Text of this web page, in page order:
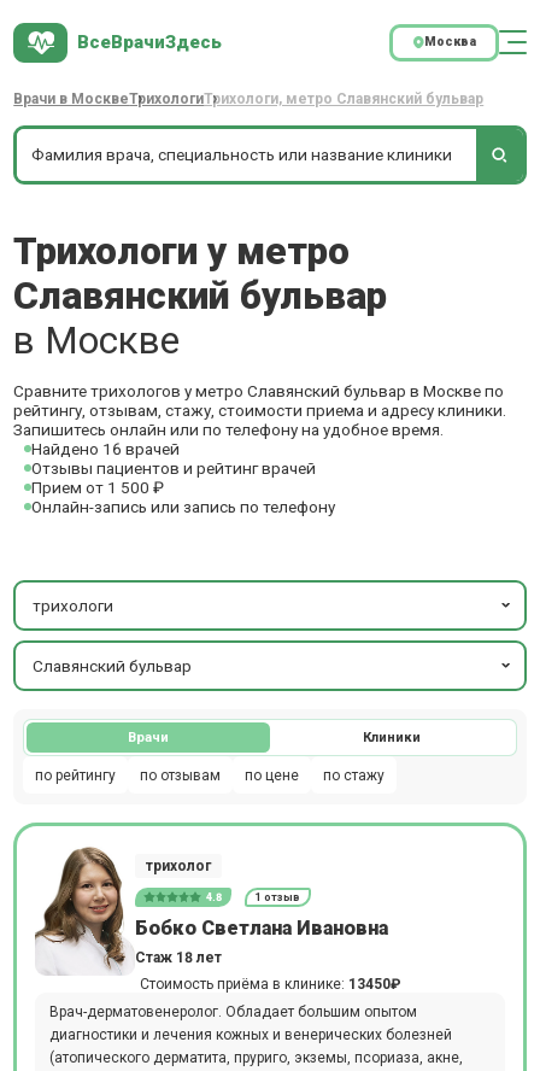
ВсеВрачиЗдесь Москва
Врачи в МосквеТрихологиТрихологи, метро Славянский бульвар
Трихологи у метро
Славянский бульвар
в Москве
Сравните трихологов у метро Славянский бульвар в Москве по
рейтингу, отзывам, стажу, стоимости приема и адресу клиники.
Запишитесь онлайн или по телефону на удобное время.
Найдено 16 врачей
Отзывы пациентов и рейтинг врачей
Прием от 1 500 ₽
Онлайн-запись или запись по телефону
трихологи
Славянский бульвар
Врачи Клиники
по рейтингу по отзывам по цене по стажу
трихолог
4.8 1 отзыв
Бобко Светлана Ивановна
Стаж 18 лет
Стоимость приёма в клинике: 13450₽
Врач-дерматовенеролог. Обладает большим опытом
диагностики и лечения кожных и венерических болезней
(атопического дерматита, пруриго, экземы, псориаза, акне,